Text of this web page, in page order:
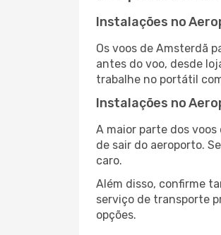
Instalações no
Os voos de Amsterdã
antes do voo, desde
trabalhe no portátil
Instalações no
A maior parte dos
de sair do aeroporto.
caro.
Além disso, confirme
serviço de transporte
opções.